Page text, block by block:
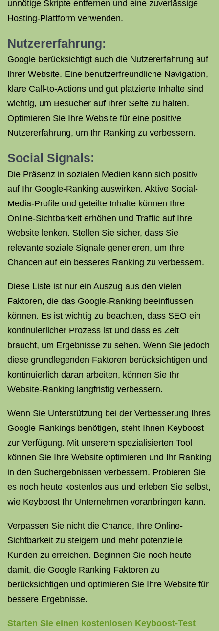
unnötige Skripte entfernen und eine zuverlässige
Hosting-Plattform verwenden.
Nutzererfahrung:
Google berücksichtigt auch die Nutzererfahrung auf
Ihrer Website. Eine benutzerfreundliche Navigation,
klare Call-to-Actions und gut platzierte Inhalte sind
wichtig, um Besucher auf Ihrer Seite zu halten.
Optimieren Sie Ihre Website für eine positive
Nutzererfahrung, um Ihr Ranking zu verbessern.
Social Signals:
Die Präsenz in sozialen Medien kann sich positiv
auf Ihr Google-Ranking auswirken. Aktive Social-
Media-Profile und geteilte Inhalte können Ihre
Online-Sichtbarkeit erhöhen und Traffic auf Ihre
Website lenken. Stellen Sie sicher, dass Sie
relevante soziale Signale generieren, um Ihre
Chancen auf ein besseres Ranking zu verbessern.
Diese Liste ist nur ein Auszug aus den vielen
Faktoren, die das Google-Ranking beeinflussen
können. Es ist wichtig zu beachten, dass SEO ein
kontinuierlicher Prozess ist und dass es Zeit
braucht, um Ergebnisse zu sehen. Wenn Sie jedoch
diese grundlegenden Faktoren berücksichtigen und
kontinuierlich daran arbeiten, können Sie Ihr
Website-Ranking langfristig verbessern.
Wenn Sie Unterstützung bei der Verbesserung Ihres
Google-Rankings benötigen, steht Ihnen Keyboost
zur Verfügung. Mit unserem spezialisierten Tool
können Sie Ihre Website optimieren und Ihr Ranking
in den Suchergebnissen verbessern. Probieren Sie
es noch heute kostenlos aus und erleben Sie selbst,
wie Keyboost Ihr Unternehmen voranbringen kann.
Verpassen Sie nicht die Chance, Ihre Online-
Sichtbarkeit zu steigern und mehr potenzielle
Kunden zu erreichen. Beginnen Sie noch heute
damit, die Google Ranking Faktoren zu
berücksichtigen und optimieren Sie Ihre Website für
bessere Ergebnisse.
Starten Sie einen kostenlosen Keyboost-Test